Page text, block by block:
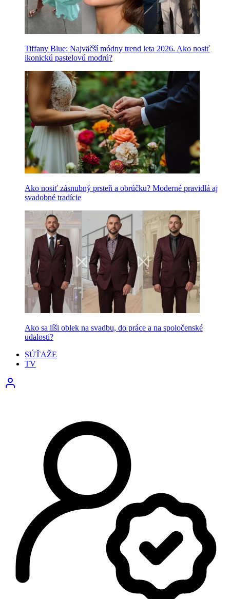
Tiffany Blue: Najväčší módny trend leta 2026. Ako nosiť
ikonickú pastelovú modrú?
Ako nosiť zásnubný prsteň a obrúčku? Moderné pravidlá aj
svadobné tradície
Ako sa líši oblek na svadbu, do práce a na spoločenské
udalosti?
SÚŤAŽE
TV